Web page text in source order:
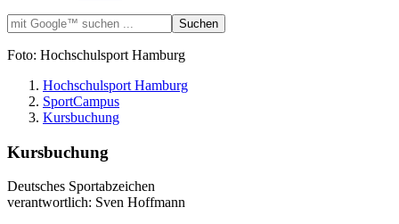
Foto: Hochschulsport Hamburg
Hochschulsport Hamburg
SportCampus
Kursbuchung
Kursbuchung
Deutsches Sportabzeichen
verantwortlich: Sven Hoffmann